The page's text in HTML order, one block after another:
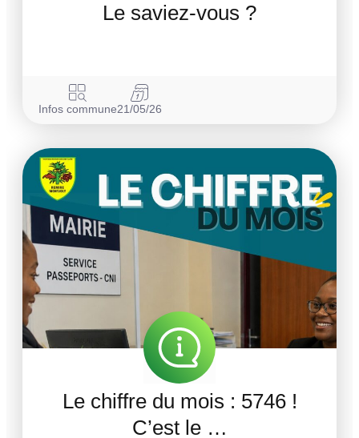
Le saviez-vous ?
Infos commune21/05/26
Le chiffre du mois : 5746 !
C’est le …